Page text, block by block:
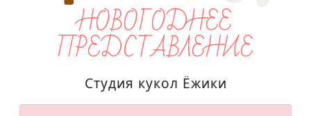
НОВОГОДНЕЕ
ПРЕДСТАВЛЕНИЕ
Студия кукол Ёжики